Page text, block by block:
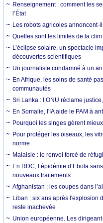
Renseignement : comment les
l’État
Les robots agricoles
Quelles sont les limites de la clim
L’éclipse solaire, un spectacle
découvertes scientifiques
Un journaliste condamné à un
En Afrique, les soins de santé
communautés
Sri Lanka : l’ONU réclame
En Somalie, l'IA aide le PAM à
Pourquoi les singes gèrent
Pour protéger les oiseaux, les
norme
Malaisie : le renvoi forcé de
En RDC, l’épidémie d’Ebola
nouveaux traitements
Afghanistan : les coupes dans
Liban : six ans après l'explosion
reste inachevée
Union européenne. Les